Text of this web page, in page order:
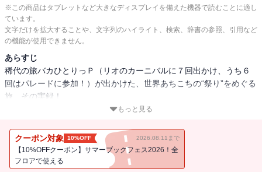
※この商品はタブレットなど大きなディスプレイを備えた機器で読むことに適し
ています。
文字だけを拡大することや、文字列のハイライト、検索、辞書の参照、引用など
の機能が使用できません。
あらすじ
稀代の旅バカひとりっＰ（リオのカーニバルに７回出かけ、うち６
回はパレードに参加！）が出かけた、世界あちこちの“祭り”をめぐる
旅、その実録！
てみたら、真実の姿が見えてきた！
＊単なるぼんぼりまつりではありません！ 台湾ランタンフェステ
ィバル
もっと見る
クーポン対象 10%OFF 2026.08.11まで
【10%OFFクーポン】サマーブックフェス2026！全
フロアで使える